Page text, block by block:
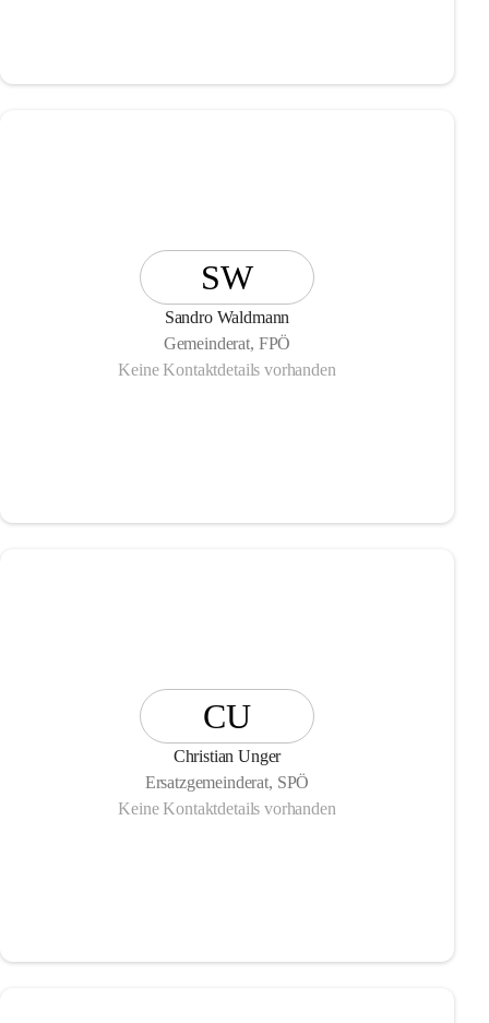
SW
Sandro Waldmann
Gemeinderat, FPÖ
Keine Kontaktdetails vorhanden
CU
Christian Unger
Ersatzgemeinderat, SPÖ
Keine Kontaktdetails vorhanden